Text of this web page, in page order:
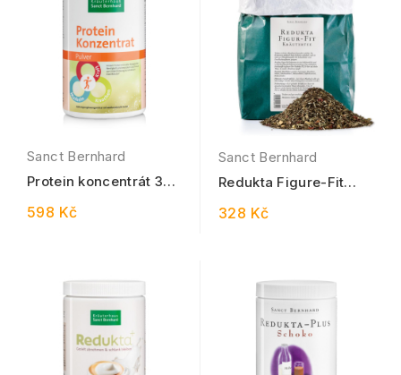
Sanct Bernhard
Protein koncentrát 350
598 Kč
Sanct Bernhard
Redukta Figure-Fit
při hubnutí 500 g
328 Kč